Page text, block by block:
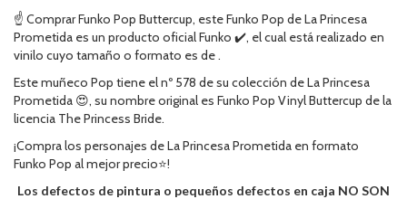
☝ Comprar Funko Pop Buttercup, este Funko Pop de La Princesa
Prometida es un producto oficial Funko ✔️, el cual está realizado en
vinilo cuyo tamaño o formato es de .
Este muñeco Pop tiene el nº 578 de su colección de La Princesa
Prometida 😍, su nombre original es Funko Pop Vinyl Buttercup de la
licencia The Princess Bride.
¡Compra los personajes de La Princesa Prometida en formato
Funko Pop al mejor precio⭐!
Los defectos de pintura o pequeños defectos en caja NO SON